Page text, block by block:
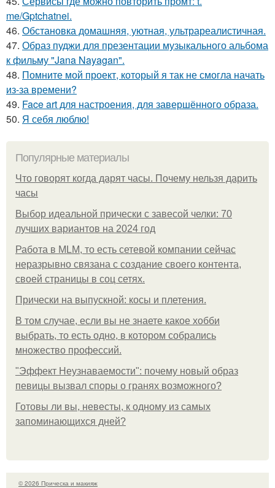
me/Gptchatnei.
46. Обстановка домашняя, уютная, ультрареалистичная.
47. Образ пуджи для презентации музыкального альбома
к фильму "Jana Nayagan".
48. Помните мой проект, который я так не смогла начать
из-за времени?
49. Face art для настроения, для завершённого образа.
50. Я себя люблю!
Популярные материалы
Что говорят когда дарят часы. Почему нельзя дарить
часы
Выбор идеальной прически с завесой челки: 70
лучших вариантов на 2024 год
Работа в MLM, то есть сетевой компании сейчас
неразрывно связана с создание своего контента,
своей страницы в соц сетях.
Прически на выпускной: косы и плетения.
В том случае, если вы не знаете какое хобби
выбрать, то есть одно, в котором собрались
множество профессий.
"Эффект Неузнаваемости": почему новый образ
певицы вызвал споры о гранях возможного?
Готовы ли вы, невесты, к одному из самых
запоминающихся дней?
© 2026 Прическа и макияж